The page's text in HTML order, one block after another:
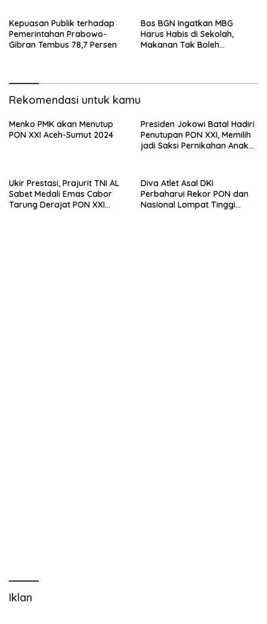
Kepuasan Publik terhadap
Pemerintahan Prabowo-
Gibran Tembus 78,7 Persen
Bos BGN Ingatkan MBG
Harus Habis di Sekolah,
Makanan Tak Boleh
Rekomendasi untuk kamu
Menko PMK akan Menutup
PON XXI Aceh-Sumut 2024
Presiden Jokowi Batal Hadiri
Penutupan PON XXI, Memilih
jadi Saksi Pernikahan Anak
Ukir Prestasi, Prajurit TNI AL
Sabet Medali Emas Cabor
Tarung Derajat PON XXI
Diva Atlet Asal DKI
Perbaharui Rekor PON dan
Nasional Lompat Tinggi
Iklan